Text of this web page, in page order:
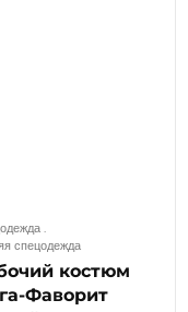
.
спецодежда
костюм
Фаворит